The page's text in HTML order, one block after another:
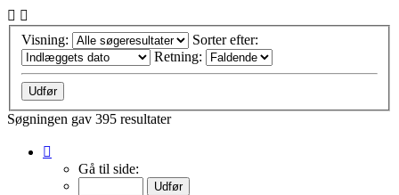
Visning:
Sorter efter:
Retning:
Søgningen gav 395 resultater
Gå til side: